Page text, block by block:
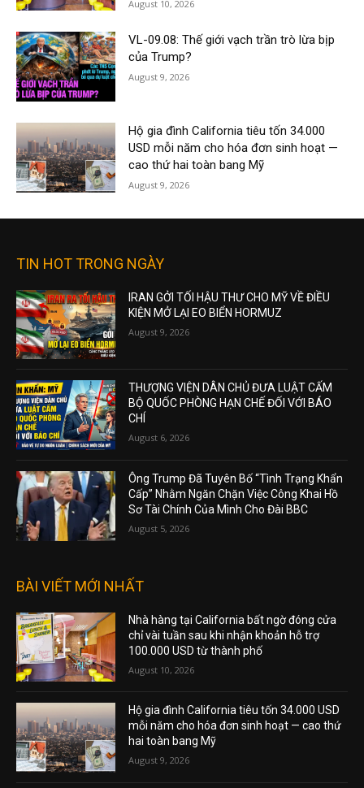
August 10, 2026
VL-09.08: Thế giới vạch trần trò lừa bịp
của Trump?
August 9, 2026
Hộ gia đình California tiêu tốn 34.000
USD mỗi năm cho hóa đơn sinh hoạt —
cao thứ hai toàn bang Mỹ
August 9, 2026
TIN HOT TRONG NGÀY
IRAN GỞI TỐI HẬU THƯ CHO MỸ VỀ ĐIỀU
KIỆN MỞ LẠI EO BIỂN HORMUZ
August 9, 2026
THƯỢNG VIỆN DÂN CHỦ ĐƯA LUẬT CẤM
BỘ QUỐC PHÒNG HẠN CHẾ ĐỐI VỚI BÁO
CHÍ
August 6, 2026
Ông Trump Đã Tuyên Bố “Tình Trạng Khẩn
Cấp” Nhằm Ngăn Chặn Việc Công Khai Hồ
Sơ Tài Chính Của Mình Cho Đài BBC
August 5, 2026
BÀI VIẾT MỚI NHẤT
Nhà hàng tại California bất ngờ đóng cửa
chỉ vài tuần sau khi nhận khoản hỗ trợ
100.000 USD từ thành phố
August 10, 2026
Hộ gia đình California tiêu tốn 34.000 USD
mỗi năm cho hóa đơn sinh hoạt — cao thứ
hai toàn bang Mỹ
August 9, 2026